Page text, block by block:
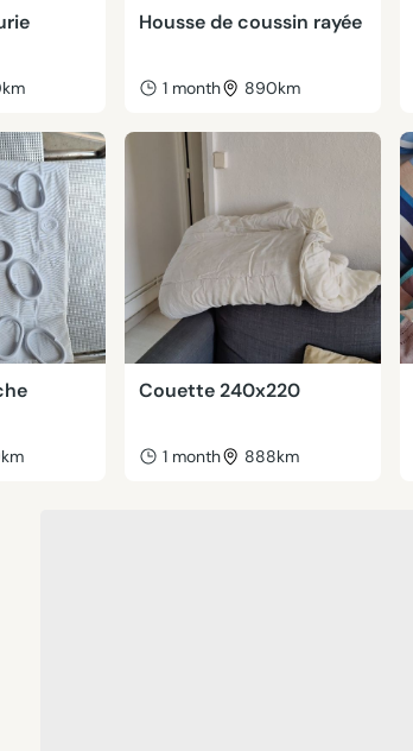
Housse de coussin rayée
1 month 890km
Couette 240x220
1 month 888km